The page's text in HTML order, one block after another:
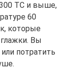
ТС и выше,
60
которые
Вы
потратить